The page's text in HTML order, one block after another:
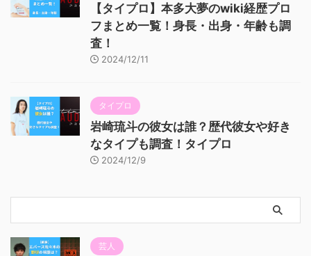
【タイプロ】本多大夢のwiki経歴プロ
フまとめ一覧！身長・出身・年齢も調
査！
2024/12/11
タイプロ
岩崎琉斗の彼女は誰？歴代彼女や好き
なタイプも調査！タイプロ
2024/12/9
芸人